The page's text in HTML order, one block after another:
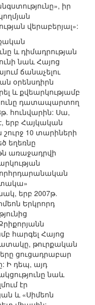
իր
վերաբերյալ»:
և դիմադրության
նաև Հայոց
ճանաչելու
օրենսդիրն
և քվեարկությամբ
դատապարտող
հունվարին: Սա,
երբ Հայկական
շուրջ 10 տարիների
եղեռնը
առաջադրվի
երբ 2007թ.
Երկրորդ
հարգել Հայոց
թուրքական
ցուցադրաբար
Ի դեպ, այդ
նաև
էր
և «Սիմեոն